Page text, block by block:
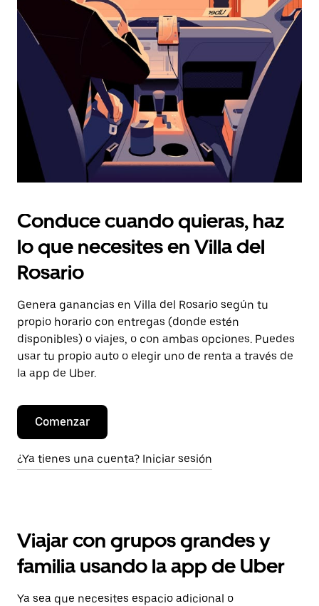
Presiona
la
tecla Esc
para
calendario.
Conduce cuando quieras, haz
lo que necesites en Villa del
Rosario
Genera ganancias en Villa del Rosario según tu
propio horario con entregas (donde estén
disponibles) o viajes, o con ambas opciones. Puedes
usar tu propio auto o elegir uno de renta a través de
la app de Uber.
Comenzar
¿Ya tienes una cuenta? Iniciar sesión
Viajar con grupos grandes y
familia usando la app de Uber
Ya sea que necesites espacio adicional o